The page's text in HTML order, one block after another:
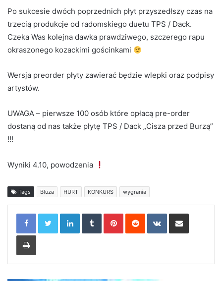
Po sukcesie dwóch poprzednich płyt przyszedłszy czas na
trzecią produkcje od radomskiego duetu TPS / Dack.
Czeka Was kolejna dawka prawdziwego, szczerego rapu
okraszonego kozackimi gościnkami
Wersja preorder płyty zawierać będzie wlepki oraz podpisy
artystów.
UWAGA – pierwsze 100 osób które opłacą pre-order
dostaną od nas także płytę TPS / Dack „Cisza przed Burzą”
!!!
Wyniki 4.10, powodzenia
Tags Bluza HURT KONKURS wygrania
LinkedInTumblrPinterestReddit VKontakteShare via Email
Print